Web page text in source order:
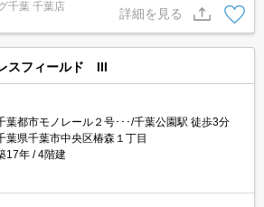
さい。
千葉 千葉店
詳細を見る
スフィールド III
葉都市モノレール２号･･･/千葉公園駅 徒歩3分
葉県千葉市中央区椿森１丁目
17年
4階建